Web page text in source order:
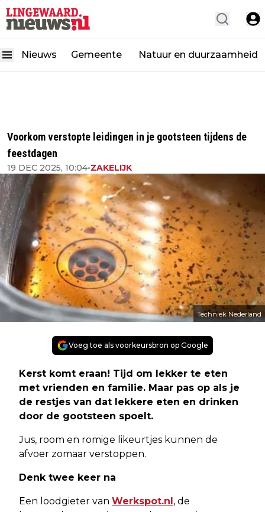
Nieuws Gemeente Natuur en duurzaamheid
Voorkom verstopte leidingen in je gootsteen tijdens de
feestdagen
19 DEC 2025, 10:04•ZAKELIJK
Techniek Nederland
Voeg toe als voorkeursbron op Google
Kerst komt eraan! Tijd om lekker te eten
met vrienden en familie. Maar pas op als je
de restjes van dat lekkere eten en drinken
door de gootsteen spoelt.
Jus, room en romige likeurtjes kunnen de
afvoer zomaar verstoppen.
Denk twee keer na
Een loodgieter van Werkspot.nl, de